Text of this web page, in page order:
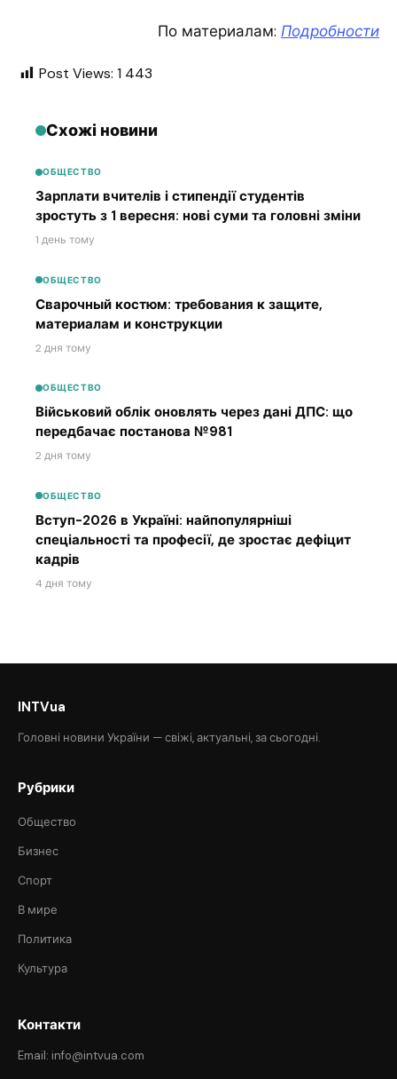
По материалам: Подробности
Post Views: 1 443
Схожі новини
ОБЩЕСТВО
Зарплати вчителів і стипендії студентів
зростуть з 1 вересня: нові суми та головні зміни
1 день тому
ОБЩЕСТВО
Сварочный костюм: требования к защите,
материалам и конструкции
2 дня тому
ОБЩЕСТВО
Військовий облік оновлять через дані ДПС: що
передбачає постанова №981
2 дня тому
ОБЩЕСТВО
Вступ-2026 в Україні: найпопулярніші
спеціальності та професії, де зростає дефіцит
кадрів
4 дня тому
INTVua
Головні новини України — свіжі, актуальні, за сьогодні.
Рубрики
Общество
Бизнес
Спорт
В мире
Политика
Культура
Контакти
Email: info@intvua.com